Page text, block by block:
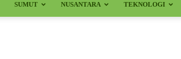
Kundur
SUMUT NUSANTARA TEKNOLOGI